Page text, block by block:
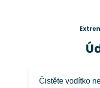
Čistěte vodítko